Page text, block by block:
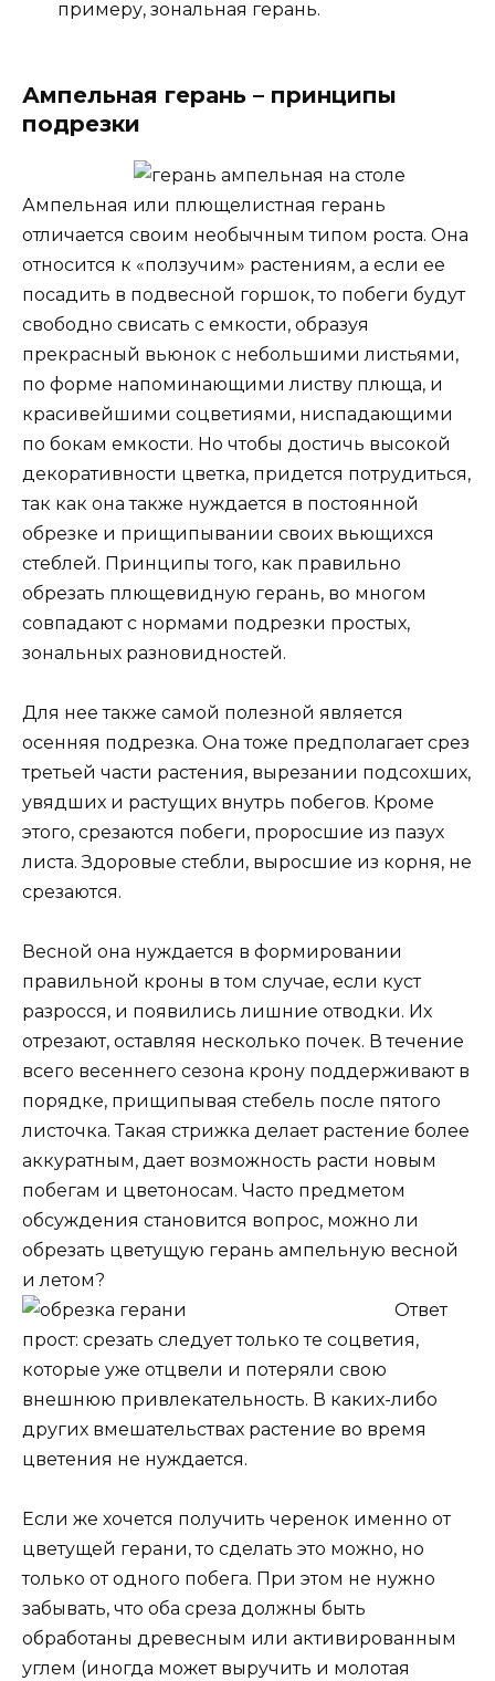
примеру, зональная герань.
Ампельная герань – принципы
подрезки
Ампельная или плющелистная герань
отличается своим необычным типом роста. Она
относится к «ползучим» растениям, а если ее
посадить в подвесной горшок, то побеги будут
свободно свисать с емкости, образуя
прекрасный вьюнок с небольшими листьями,
по форме напоминающими листву плюща, и
красивейшими соцветиями, ниспадающими
по бокам емкости. Но чтобы достичь высокой
декоративности цветка, придется потрудиться,
так как она также нуждается в постоянной
обрезке и прищипывании своих вьющихся
стеблей. Принципы того, как правильно
обрезать плющевидную герань, во многом
совпадают с нормами подрезки простых,
зональных разновидностей.
Для нее также самой полезной является
осенняя подрезка. Она тоже предполагает срез
третьей части растения, вырезании подсохших,
увядших и растущих внутрь побегов. Кроме
этого, срезаются побеги, проросшие из пазух
листа. Здоровые стебли, выросшие из корня, не
срезаются.
Весной она нуждается в формировании
правильной кроны в том случае, если куст
разросся, и появились лишние отводки. Их
отрезают, оставляя несколько почек. В течение
всего весеннего сезона крону поддерживают в
порядке, прищипывая стебель после пятого
листочка. Такая стрижка делает растение более
аккуратным, дает возможность расти новым
побегам и цветоносам. Часто предметом
обсуждения становится вопрос, можно ли
обрезать цветущую герань ампельную весной
и летом?
Ответ
прост: срезать следует только те соцветия,
которые уже отцвели и потеряли свою
внешнюю привлекательность. В каких-либо
других вмешательствах растение во время
цветения не нуждается.
Если же хочется получить черенок именно от
цветущей герани, то сделать это можно, но
только от одного побега. При этом не нужно
забывать, что оба среза должны быть
обработаны древесным или активированным
углем (иногда может выручить и молотая